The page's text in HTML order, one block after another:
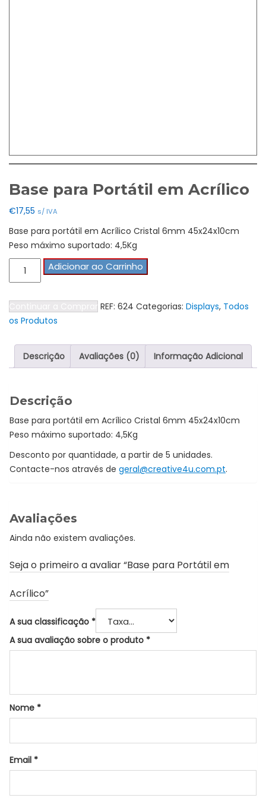
Base para Portátil em Acrílico
€17,55 s/ IVA
Base para portátil em Acrílico Cristal 6mm 45x24x10cm
Peso máximo suportado: 4,5Kg
Quantidade
de
Portátil
Acrílico
Adicionar ao Carrinho
Continuar a Comprar REF: 624 Categorias: Displays, Todos
os Produtos
Descrição Avaliações (0) Informação Adicional
Descrição
Base para portátil em Acrílico Cristal 6mm 45x24x10cm
Peso máximo suportado: 4,5Kg
Desconto por quantidade, a partir de 5 unidades.
Contacte-nos através de geral@creative4u.com.pt.
Avaliações
Ainda não existem avaliações.
Seja o primeiro a avaliar “Base para Portátil em
Acrílico”
A sua classificação *
A sua avaliação sobre o produto *
Nome *
Email *